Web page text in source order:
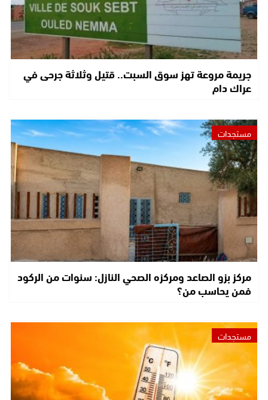
جريمة مروعة تهز سوق السبت.. قتيل وثلاثة جرحى في
عراك دام
مستجدات
مركز بزو الصاعد ومركزه الصحي النازل: سنوات من الركود
فمن يحاسب من؟
مستجدات